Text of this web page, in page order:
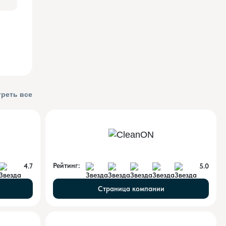
все
4.7 Рейтинг: 5.0
Страница компании